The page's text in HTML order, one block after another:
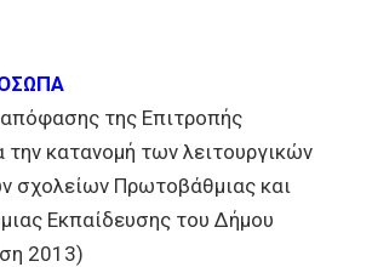
της Επιτροπής
την κατανομή των λειτουργικών
σχολείων Πρωτοβάθμιας και
Εκπαίδευσης του Δήμου
2013)